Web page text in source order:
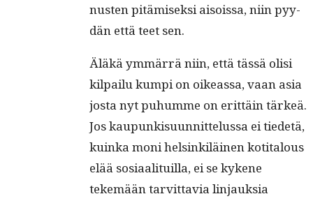
nusten pitämisek­si aisois­sa, niin pyy­
dän että teet sen.
Äläkä ymmär­rä niin, että tässä olisi
kil­pailu kumpi on oike­as­sa, vaan asia
jos­ta nyt puhumme on erit­täin tärkeä.
Jos kaupunkisu­un­nit­telus­sa ei tiede­tä,
kuin­ka moni helsinkiläi­nen koti­talous
elää sosi­aal­i­tu­il­la, ei se kykene
tekemään tarvit­tavia lin­jauk­sia